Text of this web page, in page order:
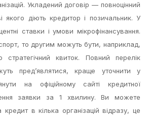
Укладений договір — повноцінний
якого діють кредитор і позичальник. У
ставки і умови мікрофінансування.
то другим можуть бути, наприклад,
стратегічний квиток. Повний перелік
пред’являтися, краще уточнити у
на офіційному сайті кредитної
заявки за 1 хвилину. Ви можете
в кілька організацій відразу, це